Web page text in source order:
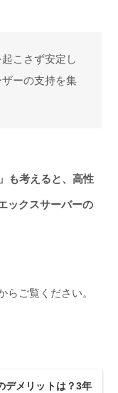
こさず安定し
ーの支持を集
も考えると、高性
ックスサーバーの
ご覧ください。
デメリットは？3年